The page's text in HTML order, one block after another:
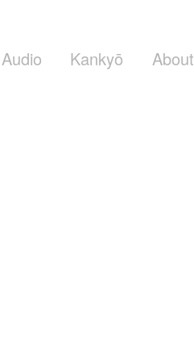
Audio Kankyō About